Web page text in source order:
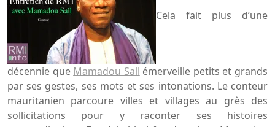
Cela fait plus d’une
décennie que Mamadou Sall émerveille petits et grands
par ses gestes, ses mots et ses intonations. Le conteur
mauritanien parcoure villes et villages au grès des
sollicitations pour y raconter ses histoires